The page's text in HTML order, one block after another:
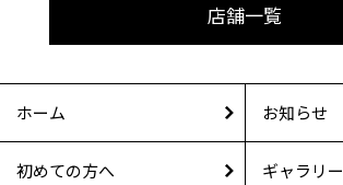
店舗一覧
ホーム お知らせ
初めての方へ ギャラリー